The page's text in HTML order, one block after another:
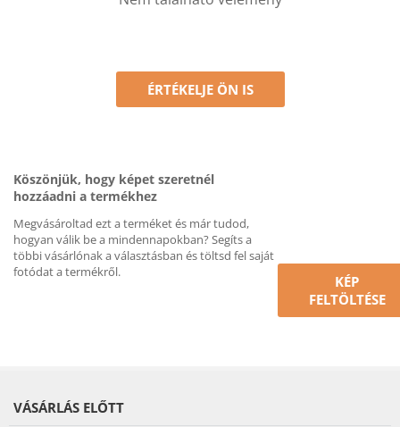
ÉRTÉKELJE ÖN IS
Köszönjük, hogy képet szeretnél
hozzáadni a termékhez
Megvásároltad ezt a terméket és már tudod,
hogyan válik be a mindennapokban? Segíts a
többi vásárlónak a választásban és töltsd fel saját
fotódat a termékről.
KÉP
FELTÖLTÉSE
VÁSÁRLÁS ELŐTT